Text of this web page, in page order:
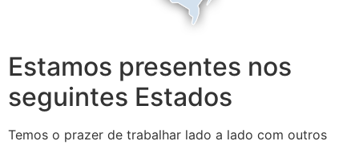
Estamos presentes nos
seguintes Estados
Temos o prazer de trabalhar lado a lado com outros